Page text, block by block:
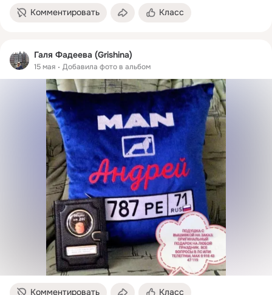
Комментировать Класс
Галя Фадеева (Grishina)
15 мая Добавила фото в альбом
Комментировать Класс